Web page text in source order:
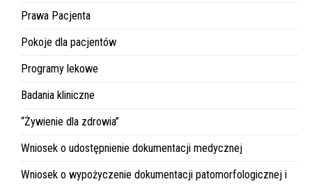
Prawa Pacjenta
Pokoje dla pacjentów
Programy lekowe
Badania kliniczne
“Żywienie dla zdrowia”
Wniosek o udostępnienie dokumentacji medycznej
Wniosek o wypożyczenie dokumentacji patomorfologicznej i